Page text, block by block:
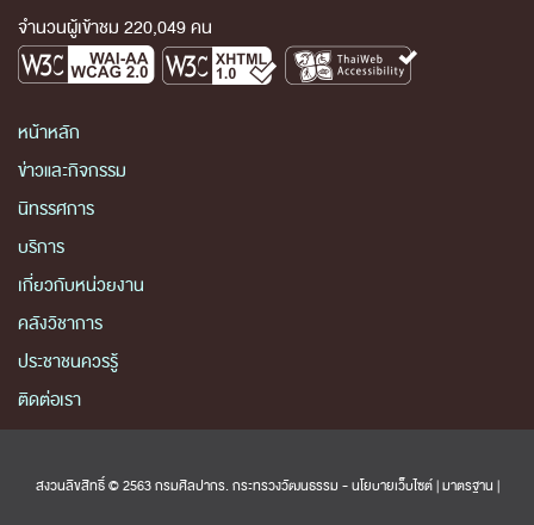
จำนวนผู้เข้าชม 220,049 คน
หน้าหลัก
ข่าวและกิจกรรม
นิทรรศการ
บริการ
เกี่ยวกับหน่วยงาน
คลังวิชาการ
ประชาชนควรรู้
ติดต่อเรา
สงวนลิขสิทธิ์ © 2563 กรมศิลปากร. กระทรวงวัฒนธรรม -นโยบายเว็บไซต์|มาตรฐาน |